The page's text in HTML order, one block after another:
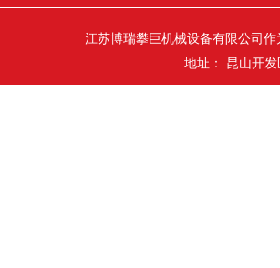
江苏博瑞攀巨机械设备有限公司
地址： 昆山开